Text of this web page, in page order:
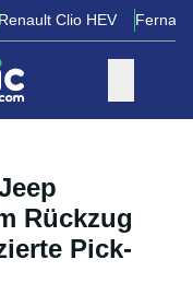
Renault Clio HEV
Rückzug
Pick-